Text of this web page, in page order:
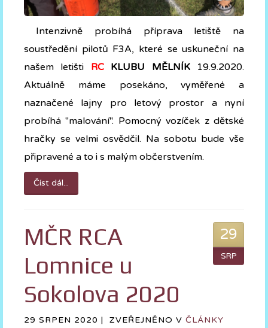
Intenzivně probíhá příprava letiště na
soustředění pilotů F3A, které se uskuneční na
našem letišti RCKLUBU MĚLNÍK19.9.2020.
Aktuálně máme posekáno, vyměřené a
naznačené lajny pro letový prostor a nyní
probíhá "malování". Pomocný vozíček z dětské
hračky se velmi osvědčil. Na sobotu bude vše
připravené a to i s malým občerstvením.
Číst dál...
29
SRP
MČR RCA
Lomnice u
Sokolova 2020
29 SRPEN 2020 | ZVEŘEJNĚNO V ČLÁNKY